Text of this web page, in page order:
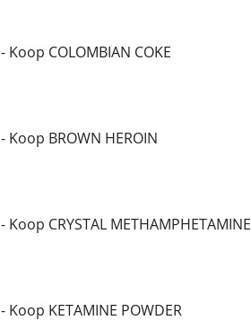
- Koop COLOMBIAN COKE
- Koop BROWN HEROIN
- Koop CRYSTAL METHAMPHETAMINE
- Koop KETAMINE POWDER